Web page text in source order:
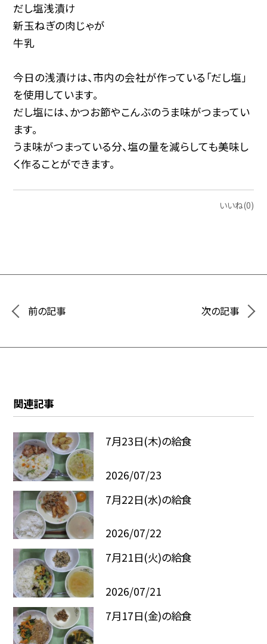
だし塩浅漬け
新玉ねぎの肉じゃが
牛乳
今日の浅漬けは、市内の会社が作っている「だし塩」
を使用しています。
だし塩には、かつお節やこんぶのうま味がつまってい
ます。
うま味がつまっている分、塩の量を減らしても美味し
く作ることができます。
いいね(0)
前の記事 次の記事
関連記事
7月23日(木)の給食
2026/07/23
7月22日(水)の給食
2026/07/22
7月21日(火)の給食
2026/07/21
7月17日(金)の給食